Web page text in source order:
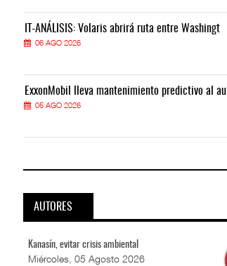
IT-ANÁLISIS: Volaris abrirá ruta entre Washingt
06 AGO 2026
ExxonMobil lleva mantenimiento predictivo al au
05 AGO 2026
AUTORES
Kanasín, evitar crisis ambiental
Miércoles, 05 Agosto 2026